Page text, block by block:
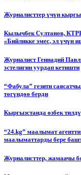
Журналисттер үчүн
Кылычбек Султанов,
«Бийликке эмес, эл үчүн
Журналист Геннадий
эстелигин уурдап кетишти
“Фабула” гезити
төгүндөө берди
Кыргызстанда өзбек
“24.kg” маалымат
маалыматтарды бере
Журналисттер, жамаачы